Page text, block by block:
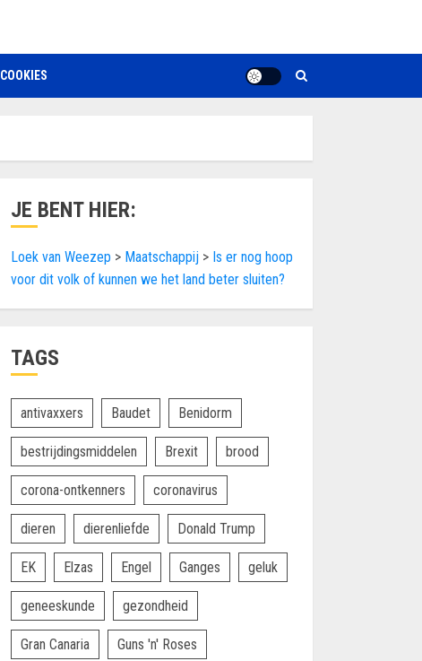
COOKIES
JE BENT HIER:
Loek van Weezep > Maatschappij > Is er nog hoop
voor dit volk of kunnen we het land beter sluiten?
TAGS
antivaxxers Baudet Benidorm
bestrijdingsmiddelen Brexit brood
corona-ontkenners coronavirus
dieren dierenliefde Donald Trump
EK Elzas Engel Ganges geluk
geneeskunde gezondheid
Gran Canaria Guns 'n' Roses